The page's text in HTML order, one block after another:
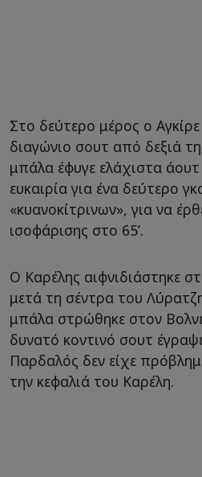
Στο δεύτερο μέρος ο
διαγώνιο σουτ από δεξιά
μπάλα έφυγε ελάχιστα
ευκαιρία για ένα δεύτερο
«κυανοκίτρινων», για να
ισοφάρισης στο 65’.
Ο Καρέλης αιφνιδιάστηκε
μετά τη σέντρα του
μπάλα στρώθηκε στον
δυνατό κοντινό σουτ
Παρδαλός δεν είχε
την κεφαλιά του Καρέλη.